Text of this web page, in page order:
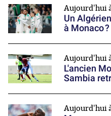
Aujourd'hui à
Un
à Monaco ?
Aujourd'hui
L'ancien
Sambia
Aujourd'hui